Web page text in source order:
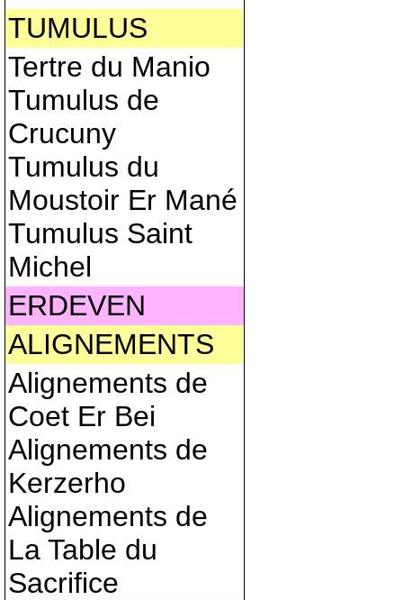
TUMULUS
Tertre du Manio
Tumulus de
Crucuny
Tumulus du
Moustoir Er Mané
Tumulus Saint
Michel
ERDEVEN
ALIGNEMENTS
Alignements de
Coet Er Bei
Alignements de
Kerzerho
Alignements de
La Table du
Sacrifice